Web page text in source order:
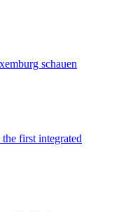
schauen
first integrated